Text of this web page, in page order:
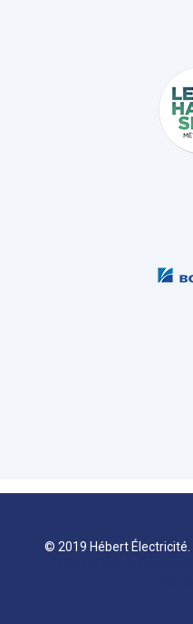
© 2019 Hébert Électricité.